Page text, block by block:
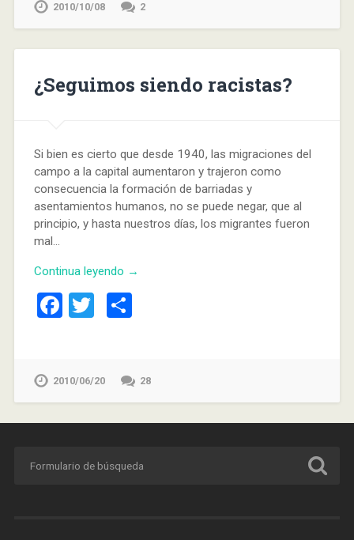
2010/10/08 2
¿Seguimos siendo racistas?
Si bien es cierto que desde 1940, las migraciones del
campo a la capital aumentaron y trajeron como
consecuencia la formación de barriadas y
asentamientos humanos, no se puede negar, que al
principio, y hasta nuestros días, los migrantes fueron
mal…
Continua leyendo →
Facebook
Twitter
2010/06/20 28